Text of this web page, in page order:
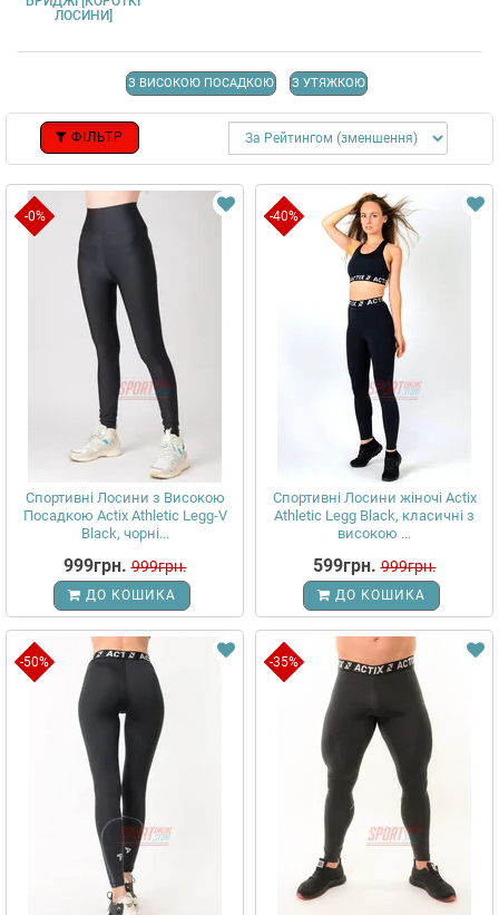
ЛОСИНИ]
З ВИСОКОЮ ПОСАДКОЮ З УТЯЖКОЮ
ФІЛЬТР
-0%
Спортивні Лосини з Високою
Посадкою Actix Athletic Legg-V
Black, чорні...
999грн. 999грн.
ДО КОШИКА
-40%
Спортивні Лосини жіночі Actix
Athletic Legg Black, класичні з
високою ...
599грн. 999грн.
ДО КОШИКА
-50% -35%